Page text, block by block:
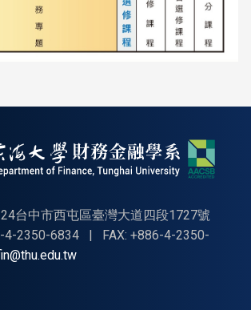
台中市西屯區臺灣大道四段1727號
4-2350-6834
|
FAX: +886-4-2350-